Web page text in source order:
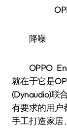
降噪
OPPO
就在于它是
(Dynaudio)联
有要求的用户
手工打造家居